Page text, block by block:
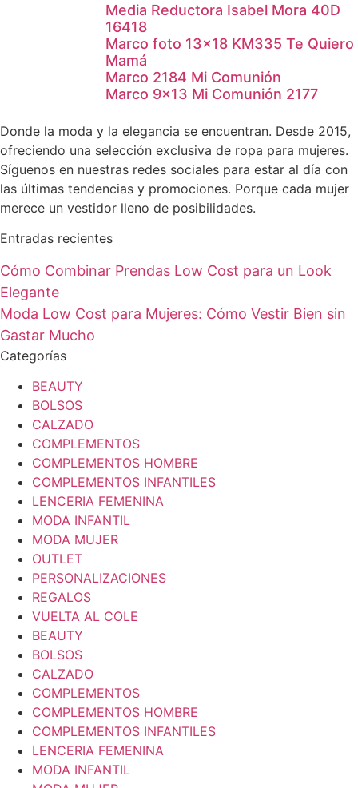
Media Reductora Isabel Mora 40D
16418
Marco foto 13×18 KM335 Te Quiero
Mamá
Marco 2184 Mi Comunión
Marco 9×13 Mi Comunión 2177
Donde la moda y la elegancia se encuentran. Desde 2015,
ofreciendo una selección exclusiva de ropa para mujeres.
Síguenos en nuestras redes sociales para estar al día con
las últimas tendencias y promociones. Porque cada mujer
merece un vestidor lleno de posibilidades.
Entradas recientes
Cómo Combinar Prendas Low Cost para un Look
Elegante
Moda Low Cost para Mujeres: Cómo Vestir Bien sin
Gastar Mucho
Categorías
BEAUTY
BOLSOS
CALZADO
COMPLEMENTOS
COMPLEMENTOS HOMBRE
COMPLEMENTOS INFANTILES
LENCERIA FEMENINA
MODA INFANTIL
MODA MUJER
OUTLET
PERSONALIZACIONES
REGALOS
VUELTA AL COLE
BEAUTY
BOLSOS
CALZADO
COMPLEMENTOS
COMPLEMENTOS HOMBRE
COMPLEMENTOS INFANTILES
LENCERIA FEMENINA
MODA INFANTIL